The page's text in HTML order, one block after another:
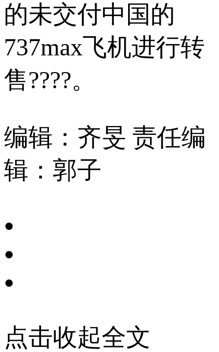
的未交付中国的
737max飞机进行转
售????。
编辑：齐旻 责任编
辑：郭子
点击收起全文